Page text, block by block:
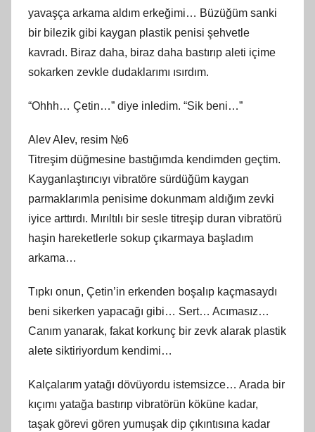
yavaşça arkama aldım erkeğimi… Büzüğüm sanki
bir bilezik gibi kaygan plastik penisi şehvetle
kavradı. Biraz daha, biraz daha bastırıp aleti içime
sokarken zevkle dudaklarımı ısırdım.
“Ohhh… Çetin…” diye inledim. “Sik beni…”
Alev Alev, resim №6
Titreşim düğmesine bastığımda kendimden geçtim.
Kayganlaştırıcıyı vibratöre sürdüğüm kaygan
parmaklarımla penisime dokunmam aldığım zevki
iyice arttırdı. Mırıltılı bir sesle titreşip duran vibratörü
haşin hareketlerle sokup çıkarmaya başladım
arkama…
Tıpkı onun, Çetin’in erkenden boşalıp kaçmasaydı
beni sikerken yapacağı gibi… Sert… Acımasız…
Canım yanarak, fakat korkunç bir zevk alarak plastik
alete siktiriyordum kendimi…
Kalçalarım yatağı dövüyordu istemsizce… Arada bir
kıçımı yatağa bastırıp vibratörün köküne kadar,
taşak görevi gören yumuşak dip çıkıntısına kadar